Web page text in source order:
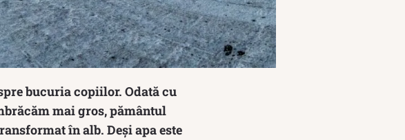
bucuria copiilor. Odată cu
mai gros, pământul
în alb. Deși apa este